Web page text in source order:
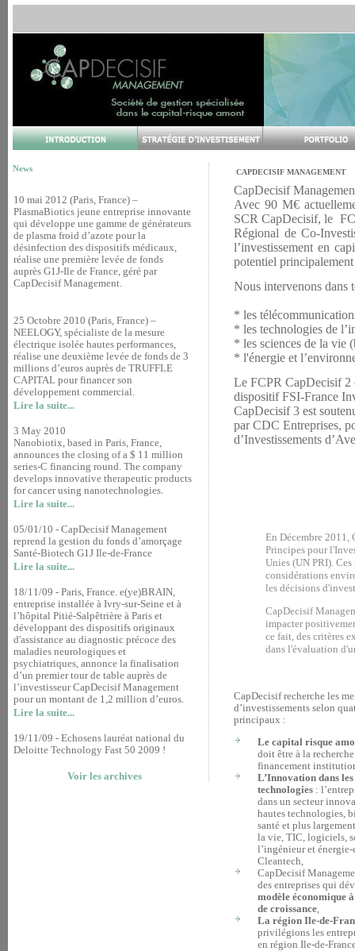
News
10 mai 2012 (Paris, France) –
PlasmaBiotics jeune entreprise innovante
qui développe une gamme de générateurs
de plasma froid d’azote pour la
désinfection des dispositifs médicaux,
réalise une première levée de fonds
auprès G1J-Ile de France, géré par
CapDecisif Management.
25 Octobre 2010 (Paris, France) –
NEELOGY, spécialiste de la mesure
électrique isolée hautes performances,
réalise une deuxième levée de fonds de 3
millions d’euros auprès de TRUFFLE
CAPITAL pour financer son
développement commercial.
Lire la suite...
3 May 2010
Nanobiotix, based in Paris, France,
announces the closing of a $ 11 million
series-C financing round. The company
develops innovative therapeutic products
for cancer using nanotechnologies.
Lire la suite...
05/01/10 - CapDecisif Management
reprend la gestion du fonds d’amorçage
Santé-Biotech G1J Ile-de-France
Lire la suite...
18/11/09 - Paris, France. e(ye)BRAIN,
entreprise installée à Ivry-sur-Seine et à
l’hôpital Pitié-Salpêtrière à Paris et
développant des dispositifs originaux
d'assistance au diagnostic précoce des
maladies neurologiques et
psychiatriques, annonce la finalisation
d’un premier tour de table auprès de
l’investisseur CapDecisif Management
pour un montant de 1,2 million d’euros.
Lire la suite...
19/11/09 - Echosens lauréat national du
Deloitte Technology Fast 50 2009 !
Voir les archives
CAPDECISIF MANAGEMENT
CapDecisif
Avec 90 M€
SCR CapDecisif, le
Régional de Co-
l’investissement en
potentiel
Nous intervenons dans
* les
* les technologies de
* les sciences de la vie
* l'énergie et
Le FCPR CapDecisif 2
dispositif FSI-France
CapDecisif 3 est
par CDC Entreprises,
d’Investissements
En Décembre 2011,
Principes pour
Unies (UN PRI).
considérations
les décisions
CapDecisif
impacter
ce fait, des critères
dans l'évaluation
CapDecisif recherche les
d’investissements selon
principaux :
Le capital risque
doit être à la
financement
L’Innovation dans les
technologies :
dans un secteur
hautes technologies,
santé et plus
la vie, TIC, logiciels,
l’ingénieur et
Cleantech,
CapDecisif
des entreprises qui
modèle économique
de croissance,
La région Ile-de-
privilégions les
en région Ile-de-